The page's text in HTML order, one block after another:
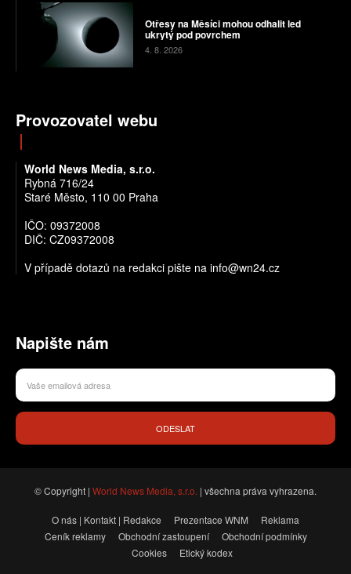
Otřesy na Měsíci mohou odhalit led
ukrytý pod povrchem
4. 8. 2026
Provozovatel webu
World News Media, s.r.o.
Rybná 716/24
Staré Město, 110 00 Praha
IČO: 09372008
DIČ: CZ09372008
V případě dotazů na redakci pište na info@wn24.cz
Napište nám
ODESLAT
© Copyright | World News Media, s.r.o. | všechna práva vyhrazena.
O nás | Kontakt | Redakce Prezentace WNM
Reklama
Ceník reklamy
Obchodní zastoupení
Obchodní podmínky
Cookies
Etický kodex